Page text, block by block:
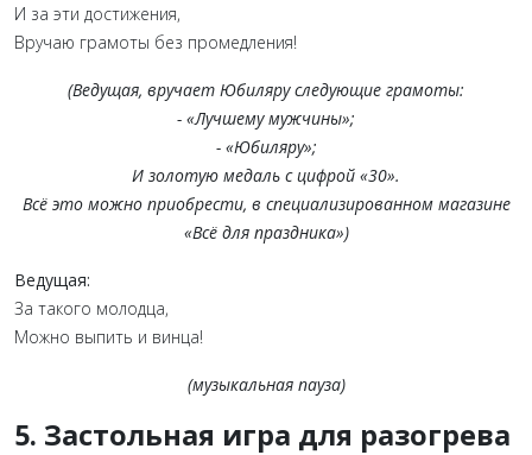
И за эти достижения,
Вручаю грамоты без промедления!
(Ведущая, вручает Юбиляру следующие грамоты:
- «Лучшему мужчины»;
- «Юбиляру»;
И золотую медаль с цифрой «30».
Всё это можно приобрести, в специализированном магазине
«Всё для праздника»)
Ведущая:
За такого молодца,
Можно выпить и винца!
(музыкальная пауза)
5. Застольная игра для разогрева